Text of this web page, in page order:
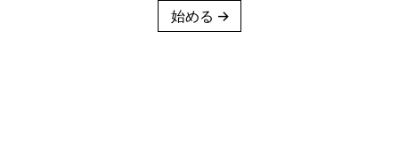
始める →